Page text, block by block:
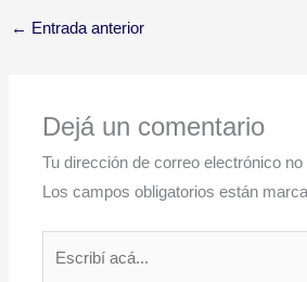
← Entrada anterior
Dejá un comentario
Tu dirección de correo electrónico
Los campos obligatorios están